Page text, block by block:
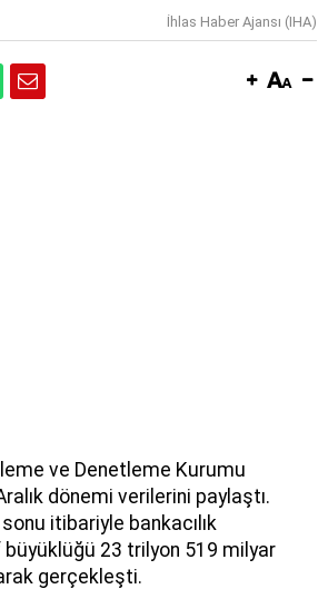
İhlas Haber Ajansı (IHA)
ve Denetleme Kurumu
dönemi verilerini paylaştı.
itibariyle bankacılık
23 trilyon 519 milyar
gerçekleşti.